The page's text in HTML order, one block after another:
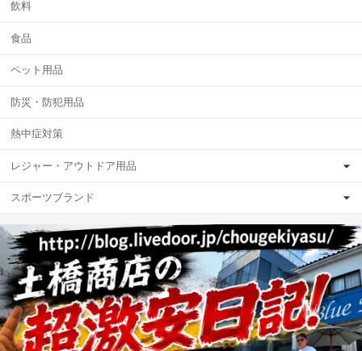
飲料
食品
ペット用品
防災・防犯用品
熱中症対策
レジャー・アウトドア用品
スポーツブランド